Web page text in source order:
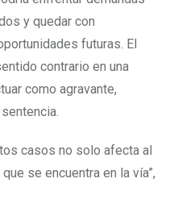
y quedar con
futuras. El
contrario en una
como agravante,
casos no solo afecta al
se encuentra en la vía”,